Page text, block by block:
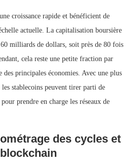
croissance rapide et bénéficient de
actuelle. La capitalisation boursière
milliards de dollars, soit près de 80 fois
cela reste une petite fraction par
des principales économies. Avec une plus
stablecoins peuvent tirer parti de
prendre en charge les réseaux de
des cycles et